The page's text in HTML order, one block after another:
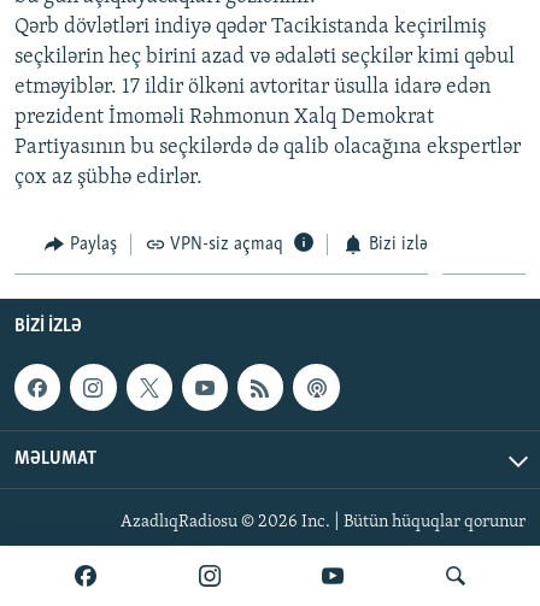
FOTOQALEREYA
İNFOQRAFIKA
OXU ZALI
AZƏRBAYCAN ƏDƏBIYYATI KITABXANASI
İSLAM VƏ DEMOKRATIYA
İZ - MƏDƏNIYYƏT PROQRAMI
HAQQIMIZDA
MISSIYAMIZ
PEŞƏ ETIKASI VƏ JURNALISTIKA STANDARTLARIMIZ
MATERIALLARIMIZDAN ISTIFADƏ
BIZI IZLƏ
Qərb dövlətləri indiyə qədər Tacikistanda keçirilmiş
seçkilərin heç birini azad və ədaləti seçkilər kimi qəbul
etməyiblər. 17 ildir ölkəni avtoritar üsulla idarə edən
prezident İmoməli Rəhmonun Xalq Demokrat
Partiyasının bu seçkilərdə də qalib olacağına ekspertlər
çox az şübhə edirlər.
Paylaş VPN-siz açmaq Bizi izlə
BIZI IZLƏ
MƏLUMAT
AzadlıqRadiosu © 2026 Inc. | Bütün hüquqlar qorunur